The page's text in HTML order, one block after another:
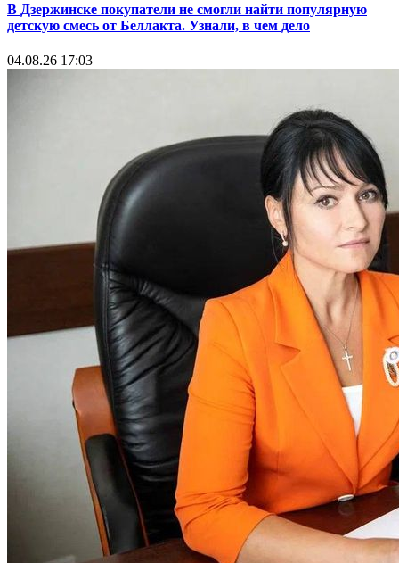
В Дзержинске покупатели не смогли найти популярную
детскую смесь от Беллакта. Узнали, в чем дело
04.08.26 17:03